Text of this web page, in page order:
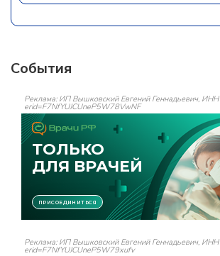
События
Реклама: ИП Вышковский Евгений Геннадьевич,
erid=F7NfYUJCUneP5W78VwNF
Реклама: ИП Вышковский Евгений Геннадьевич,
erid=F7NfYUJCUneP5W79xufv